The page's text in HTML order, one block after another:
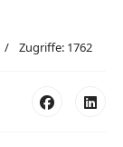
Zugriffe: 1762